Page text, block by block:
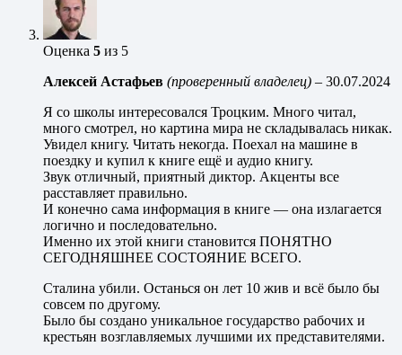
Оценка 5 из 5
Алексей Астафьев (проверенный владелец) – 30.07.2024
Я со школы интересовался Троцким. Много читал,
много смотрел, но картина мира не складывалась никак.
Увидел книгу. Читать некогда. Поехал на машине в
поездку и купил к книге ещё и аудио книгу.
Звук отличный, приятный диктор. Акценты все
расставляет правильно.
И конечно сама информация в книге — она излагается
логично и последовательно.
Именно их этой книги становится ПОНЯТНО
СЕГОДНЯШНЕЕ СОСТОЯНИЕ ВСЕГО.
Сталина убили. Останься он лет 10 жив и всё было бы
совсем по другому.
Было бы создано уникальное государство рабочих и
крестьян возглавляемых лучшими их представителями.